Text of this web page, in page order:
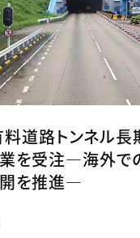
道路トンネル
業を受注―海外で
を推進―